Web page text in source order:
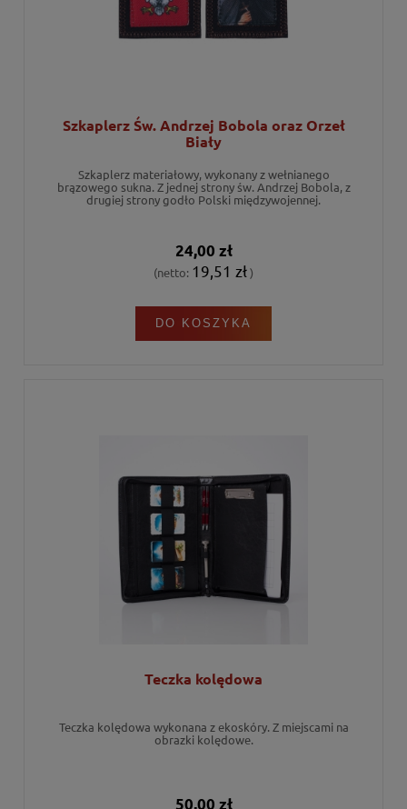
Szkaplerz Św. Andrzej Bobola oraz Orzeł
Biały
Szkaplerz materiałowy, wykonany z wełnianego
brązowego sukna. Z jednej strony św. Andrzej Bobola, z
drugiej strony godło Polski międzywojennej.
24,00 zł
(netto: 19,51 zł)
DO KOSZYKA
Teczka kolędowa
Teczka kolędowa wykonana z ekoskóry. Z miejscami na
obrazki kolędowe.
50,00 zł